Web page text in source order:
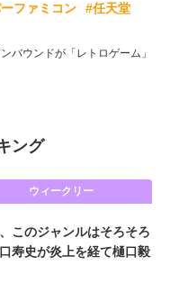
ファミコン #任天堂
バウンドが「レトロゲーム」
ング
ウィークリー
このジャンルはそろそろ
寿史が炎上を経て樋口毅